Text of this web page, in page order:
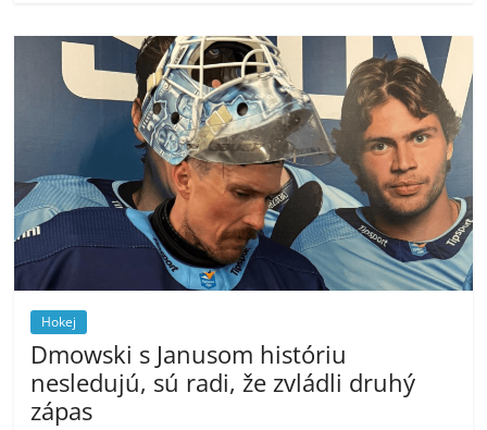
Hokej
Dmowski s Janusom históriu
nesledujú, sú radi, že zvládli druhý
zápas